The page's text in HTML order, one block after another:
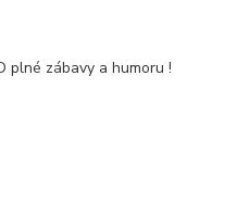
plné zábavy a humoru !